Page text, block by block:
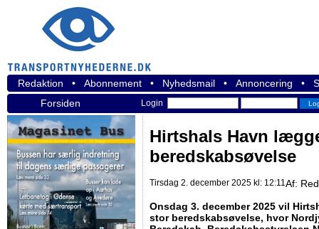
Redaktion • Abonnement • Nyhedsmail • Annoncering •
Forsiden
Login
Hirtshals Havn
beredskabsøvelse
Tirsdag 2. december 2025 kl: 12:11Af:
Onsdag 3. december 2025 vil
stor beredskabsøvelse, hvor